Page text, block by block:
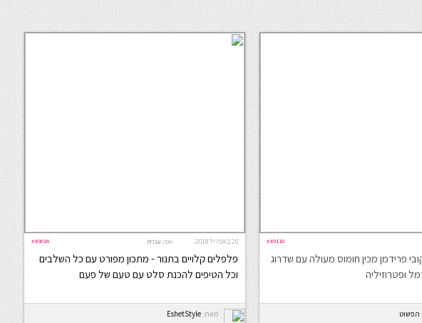
#49110
פרידמן מכין חומוס מעולה עם שדרוג
ופטרוזיליה
20 באפריל 2018 #49016 שפה: עברית
פלפלים קלויים בתנור - מתכון מפורט עם כל השלבים
וכל הטיפים להכנת סלט עם טעם של פעם
מאת: EshetStyle